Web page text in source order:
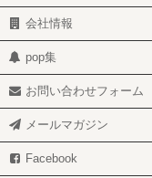
会社情報
pop集
お問い合わせフォーム
メールマガジン
Facebook